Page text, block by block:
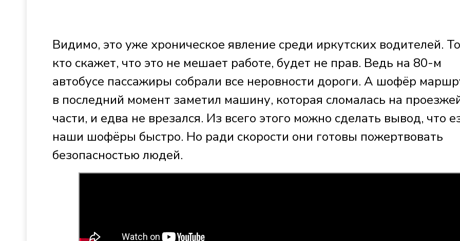
Видимо, это уже хроническое явление среди иркутских водителей.
кто скажет, что это не мешает работе, будет не прав. Ведь на 80-м
автобусе пассажиры собрали все неровности дороги. А шофёр
в последний момент заметил машину, которая сломалась на
части, и едва не врезался. Из всего этого можно сделать вывод, что
наши шофёры быстро. Но ради скорости они готовы пожертвовать
безопасностью людей.